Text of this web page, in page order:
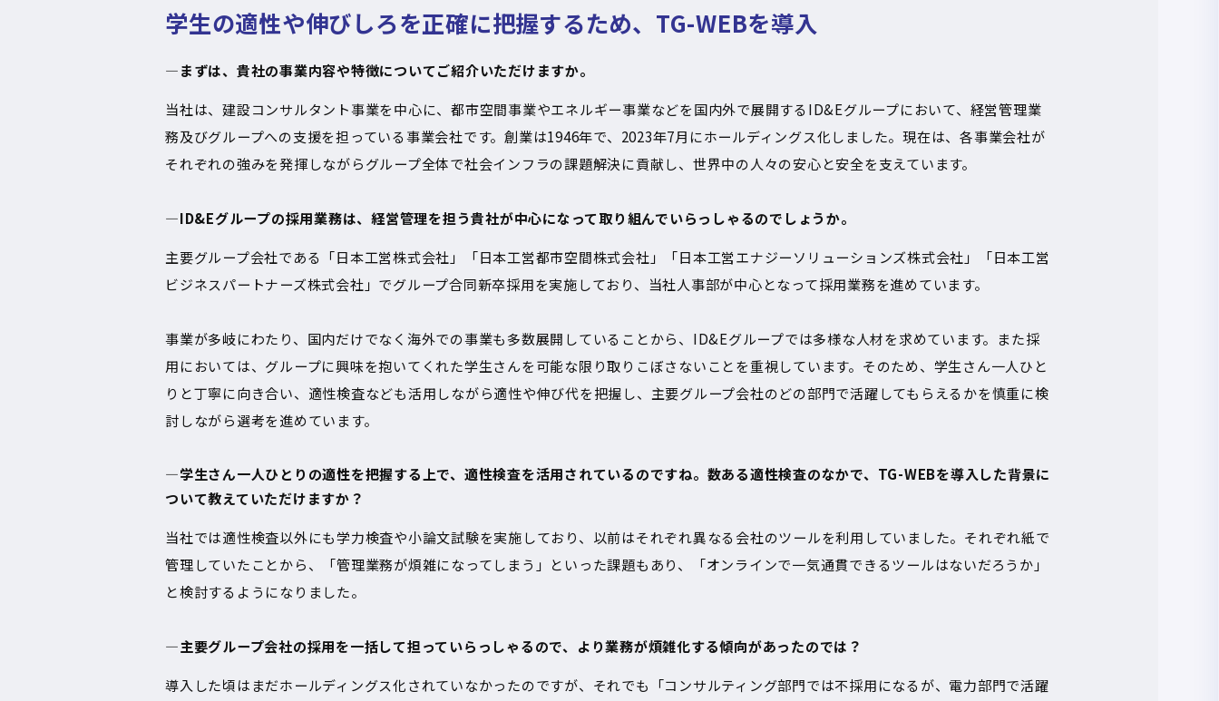
学生の適性や伸びしろを正確に把握するため、TG-WEBを導入
―まずは、貴社の事業内容や特徴についてご紹介いただけますか。
当社は、建設コンサルタント事業を中心に、都市空間事業やエネルギー事業などを国内外で展開するID&Eグループにおいて、経営管理業
務及びグループへの支援を担っている事業会社です。創業は1946年で、 2023年7月にホールディングス化しました。現在は、各事業会社が
それぞれの強みを発揮しながらグループ全体で社会インフラの課題解決に貢献し、世界中の人々の安心と安全を支えています。
―ID&Eグループの採用業務は、経営管理を担う貴社が中心になって取り組んでいらっしゃるのでしょうか。
主要グループ会社である「日本工営株式会社」「日本工営都市空間株式会社」「日本工営エナジーソリューションズ株式会社」「日本工営
ビジネスパートナーズ株式会社」でグループ合同新卒採用を実施しており、当社人事部が中心となって採用業務を進めています。
事業が多岐にわたり、国内だけでなく海外での事業も多数展開していることから、ID&Eグループでは多様な人材を求めています。また採
用においては、グループに興味を抱いてくれた学生さんを可能な限り取りこぼさないことを重視しています。そのため、学生さん一人ひと
りと丁寧に向き合い、適性検査なども活用しながら適性や伸び代を把握し、主要グループ会社のどの部門で活躍してもらえるかを慎重に検
討しながら選考を進めています。
―学生さん一人ひとりの適性を把握する上で、適性検査を活用されているのですね。数ある適性検査のなかで、TG-WEBを導入した背景に
ついて教えていただけますか？
当社では適性検査以外にも学力検査や小論文試験を実施しており、以前はそれぞれ異なる会社のツールを利用していました。それぞれ紙で
管理していたことから、「管理業務が煩雑になってしまう」といった課題もあり、「オンラインで一気通貫できるツールはないだろうか」
と検討するようになりました。
―主要グループ会社の採用を一括して担っていらっしゃるので、より業務が煩雑化する傾向があったのでは？
導入した頃はまだホールディングス化されていなかったのですが、それでも「コンサルティング部門では不採用になるが、電力部門で活躍